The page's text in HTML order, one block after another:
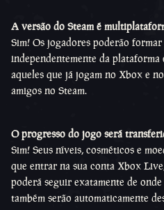
A versão do Steam é
Sim! Os jogadores poderão
independentemente da plataforma
aqueles que já jogam no Xbox e
amigos no Steam.
O progresso do jogo será
Sim! Seus níveis, cosméticos e
que entrar na sua conta Xbox
poderá seguir exatamente de
também serão automaticamente